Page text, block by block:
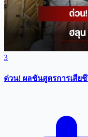
3
ด่วน! ผลชันสูตรการเสีย